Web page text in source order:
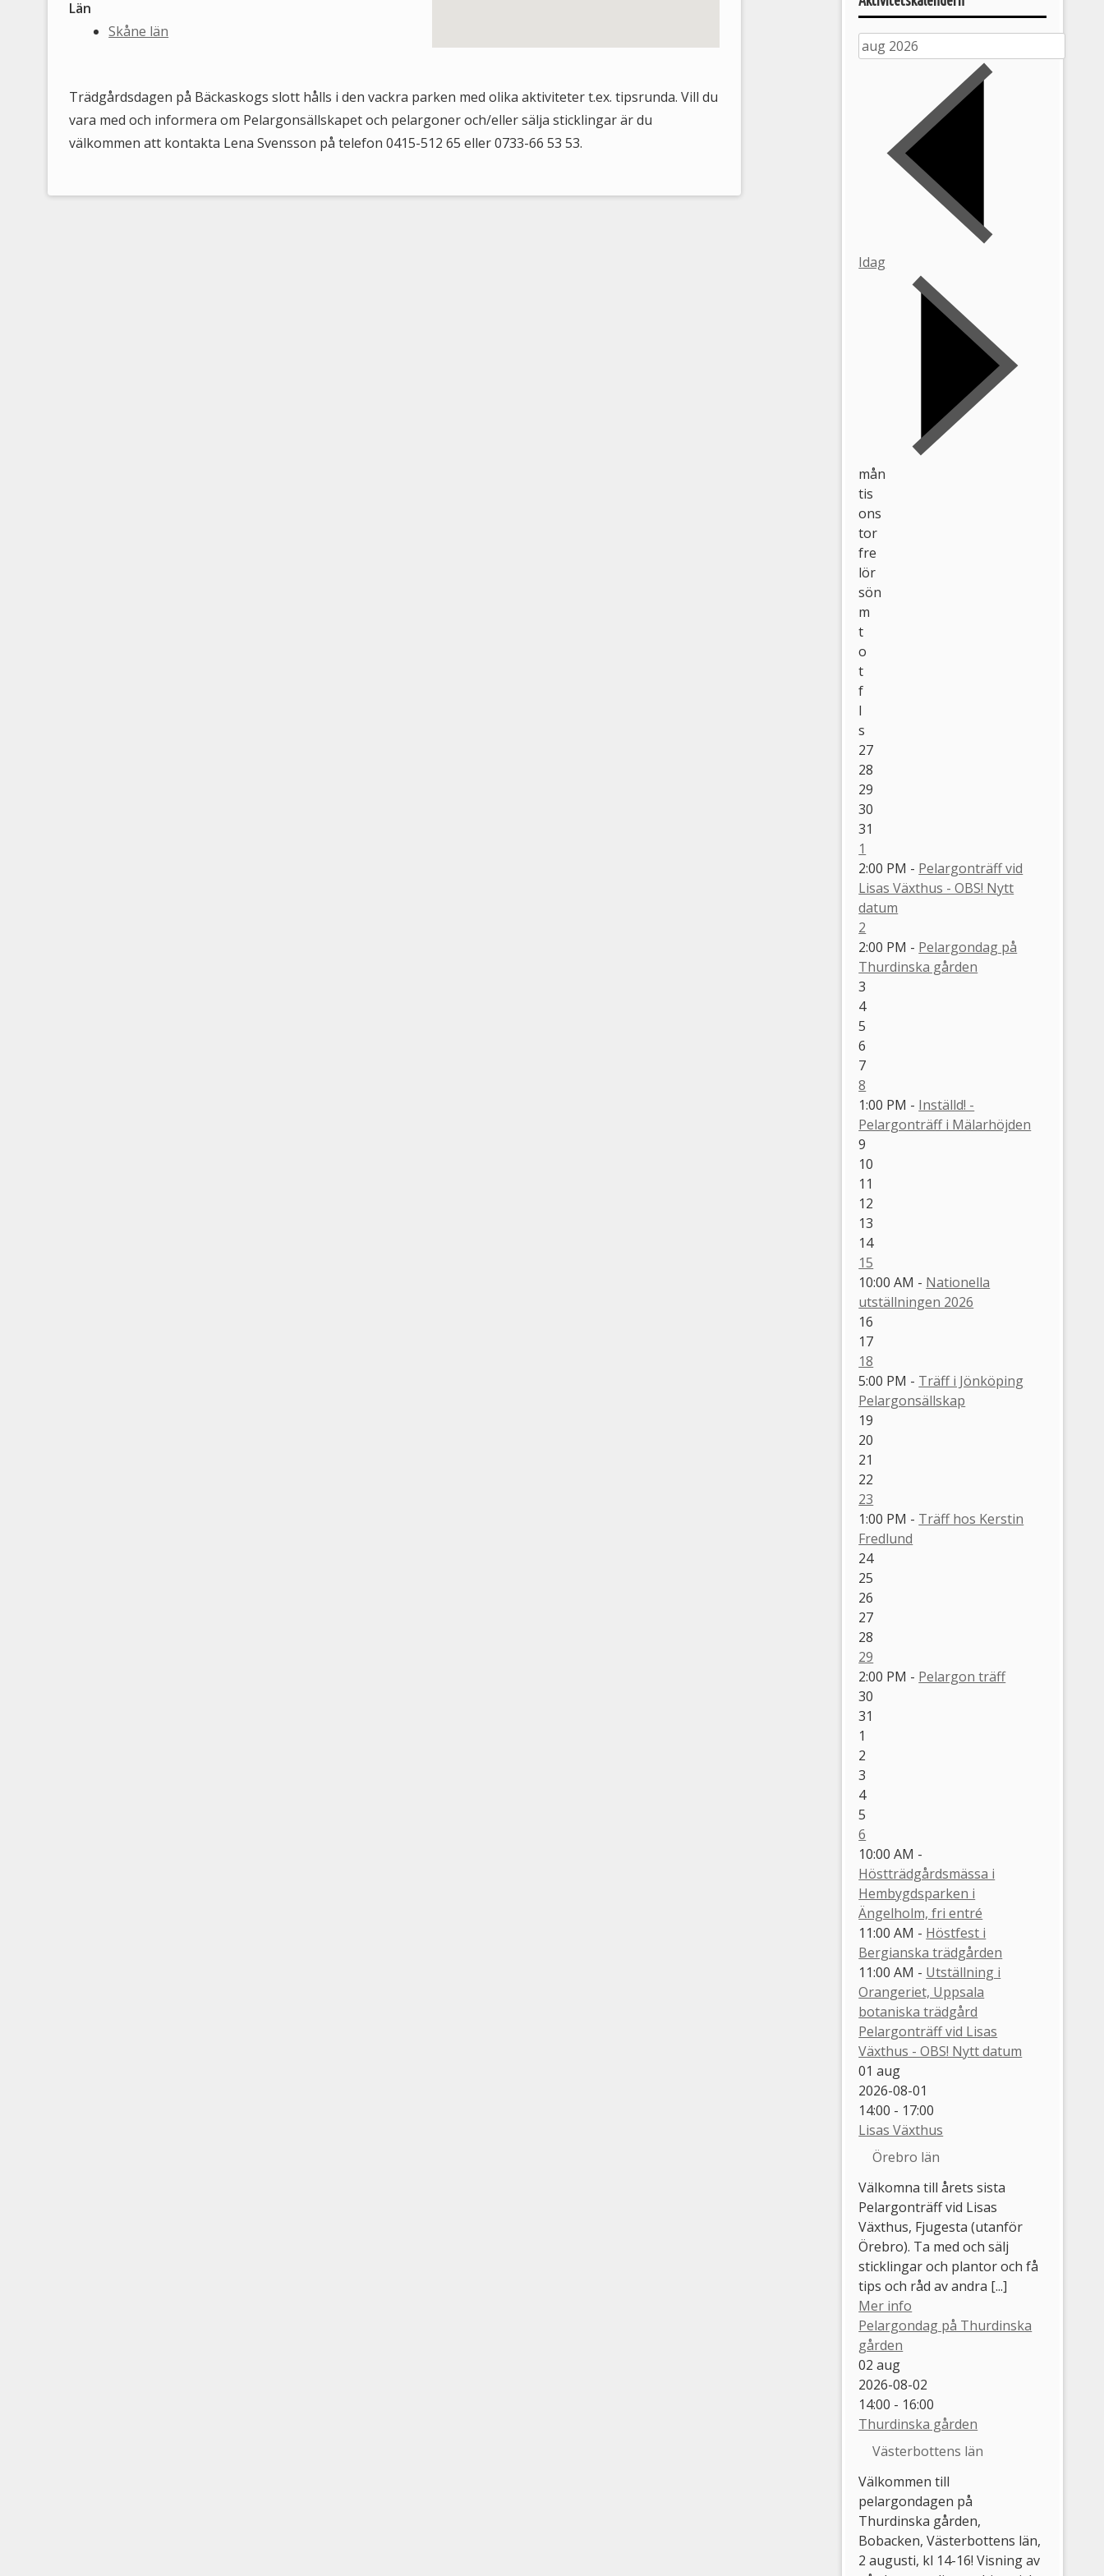
Län
Skåne län
Trädgårdsdagen på Bäckaskogs slott hålls i den vackra parken med olika aktiviteter t.ex. tipsrunda. Vill du
vara med och informera om Pelargonsällskapet och pelargoner och/eller sälja sticklingar är du
välkommen att kontakta Lena Svensson på telefon 0415-512 65 eller 0733-66 53 53.
Idag
mån
tis
ons
tor
fre
lör
sön
m
t
o
t
f
l
s
27
28
29
30
31
1
2:00 PM - Pelargonträff vid
Lisas Växthus - OBS! Nytt
datum
2
2:00 PM - Pelargondag på
Thurdinska gården
3
4
5
6
7
8
1:00 PM - Inställd! -
Pelargonträff i Mälarhöjden
9
10
11
12
13
14
15
10:00 AM - Nationella
utställningen 2026
16
17
18
5:00 PM - Träff i Jönköping
Pelargonsällskap
19
20
21
22
23
1:00 PM - Träff hos Kerstin
Fredlund
24
25
26
27
28
29
2:00 PM - Pelargon träff
30
31
1
2
3
4
5
6
10:00 AM -
Höstträdgårdsmässa i
Hembygdsparken i
Ängelholm, fri entré
11:00 AM - Höstfest i
Bergianska trädgården
11:00 AM - Utställning i
Orangeriet, Uppsala
botaniska trädgård
Pelargonträff vid Lisas
Växthus - OBS! Nytt datum
01 aug
2026-08-01
14:00 - 17:00
Lisas Växthus
Örebro län
Välkomna till årets sista
Pelargonträff vid Lisas
Växthus, Fjugesta (utanför
Örebro). Ta med och sälj
sticklingar och plantor och få
tips och råd av andra [...]
Mer info
Pelargondag på Thurdinska
gården
02 aug
2026-08-02
14:00 - 16:00
Thurdinska gården
Västerbottens län
Välkommen till
pelargondagen på
Thurdinska gården,
Bobacken, Västerbottens län,
2 augusti, kl 14-16! Visning av